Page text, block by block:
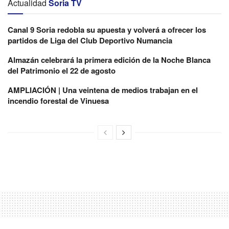
Actualidad Soria TV
Canal 9 Soria redobla su apuesta y volverá a ofrecer los
partidos de Liga del Club Deportivo Numancia
Almazán celebrará la primera edición de la Noche Blanca
del Patrimonio el 22 de agosto
AMPLIACIÓN | Una veintena de medios trabajan en el
incendio forestal de Vinuesa